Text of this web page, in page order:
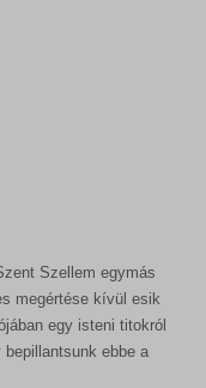
Szellem egymás
megértése kívül esik
egy isteni titokról
ebbe a